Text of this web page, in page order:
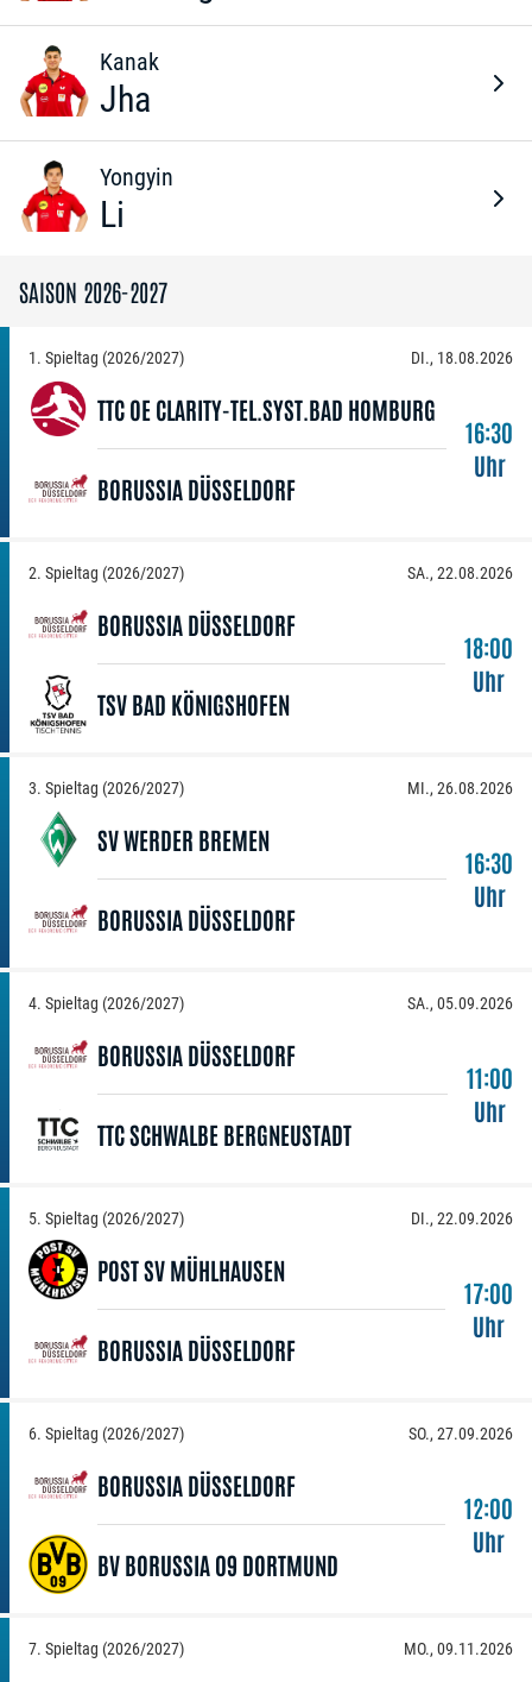
Kanak
Jha
Yongyin
Li
SAISON 2026-2027
1. Spieltag (2026/2027) DI., 18.08.2026
TTC OE CLARITY-TEL.SYST.BAD HOMBURG
BORUSSIA DÜSSELDORF
16:30
Uhr
2. Spieltag (2026/2027) SA., 22.08.2026
BORUSSIA DÜSSELDORF
TSV BAD KÖNIGSHOFEN
18:00
Uhr
3. Spieltag (2026/2027) MI., 26.08.2026
SV WERDER BREMEN
BORUSSIA DÜSSELDORF
16:30
Uhr
4. Spieltag (2026/2027) SA., 05.09.2026
BORUSSIA DÜSSELDORF
TTC SCHWALBE BERGNEUSTADT
11:00
Uhr
5. Spieltag (2026/2027) DI., 22.09.2026
POST SV MÜHLHAUSEN
BORUSSIA DÜSSELDORF
17:00
Uhr
6. Spieltag (2026/2027) SO., 27.09.2026
BORUSSIA DÜSSELDORF
BV BORUSSIA 09 DORTMUND
12:00
Uhr
7. Spieltag (2026/2027) MO., 09.11.2026